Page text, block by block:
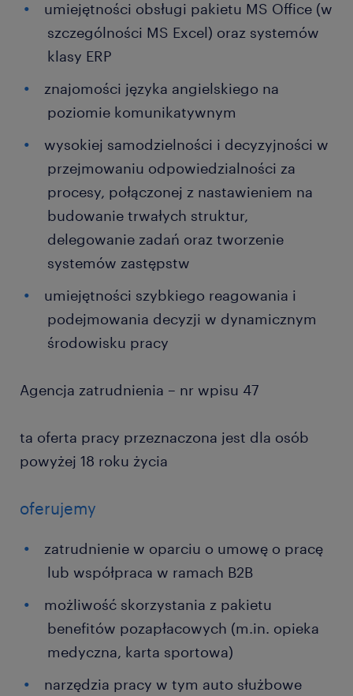
umiejętności obsługi pakietu MS Office (w
szczególności MS Excel) oraz systemów
klasy ERP
znajomości języka angielskiego na
poziomie komunikatywnym
wysokiej samodzielności i decyzyjności w
przejmowaniu odpowiedzialności za
procesy, połączonej z nastawieniem na
budowanie trwałych struktur,
delegowanie zadań oraz tworzenie
systemów zastępstw
umiejętności szybkiego reagowania i
podejmowania decyzji w dynamicznym
środowisku pracy
Agencja zatrudnienia – nr wpisu 47
ta oferta pracy przeznaczona jest dla osób
powyżej 18 roku życia
oferujemy
zatrudnienie w oparciu o umowę o pracę
lub współpraca w ramach B2B
możliwość skorzystania z pakietu
benefitów pozapłacowych (m.in. opieka
medyczna, karta sportowa)
narzędzia pracy w tym auto służbowe